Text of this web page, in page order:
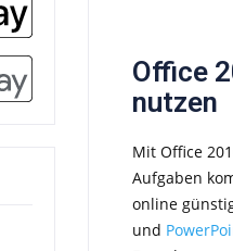
Office
nutzen
Mit Office
Aufgaben
online
und